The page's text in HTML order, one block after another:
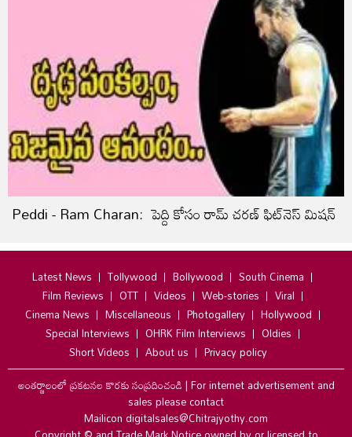
Peddi - Ram Charan: పెద్ది కోసం రామ్ చరణ్ ఫిట్‌నెస్‌ మిషన్‌
Latest News Tollywood Bollywood
South Cinema
Film Reviews
OTT Videos Web-stories
Viral
Cinema News
Miscellaneous Photogallery
Hollywood
Special Interviews
OHRK Film Interviews
Oldies
Short Videos
About us
Privacy policy
అంతర్జాలంలో ప్రకటనల కొరకు సంప్రదించండి|For internet advertisement and
sales please contact
Mailicon digitalsales@Chitrajyothy.com